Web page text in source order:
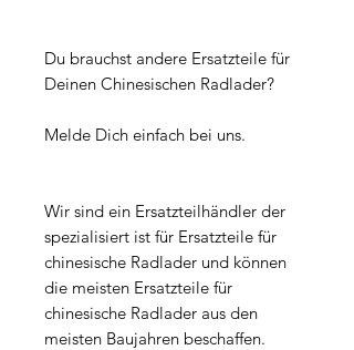
Du brauchst andere Ersatzteile für
Deinen Chinesischen Radlader?
Melde Dich einfach bei uns.
Wir sind ein Ersatzteilhändler der
spezialisiert ist für Ersatzteile für
chinesische Radlader und können
die meisten Ersatzteile für
chinesische Radlader aus den
meisten Baujahren beschaffen.